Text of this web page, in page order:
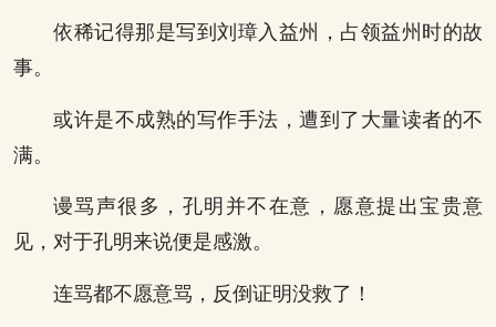
依稀记得那是写到刘璋入益州，占领益州时的故
事。
或许是不成熟的写作手法，遭到了大量读者的不
满。
谩骂声很多，孔明并不在意，愿意提出宝贵意
见，对于孔明来说便是感激。
连骂都不愿意骂，反倒证明没救了！